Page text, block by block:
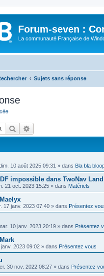
Forum-seven :
La communauté Française de
Sujets sans réponse
Rechercher
10 août 2025 09:31 » dans Bla bla
impossible dans TwoNav
21 oct. 2023 15:25 » dans Matériels
17 janv. 2023 07:40 » dans Présentez
10 janv. 2023 20:19 » dans Présentez
2023 09:02 » dans Présentez vous
30 nov. 2022 08:27 » dans Présentez